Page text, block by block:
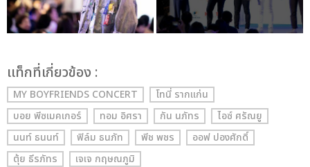
เเท็กที่เกี่ยวข้อง :
MY BOYFRIENDS CONCERT
โทนี่ รากแก่น
บอย พีซเมคเกอร์
ทอม อิศรา กัน นภัทร
ไอซ์ ศรัณยู
นนท์ ธนนท์
ฟิล์ม ธนภัท พีช พชร
ออฟ ปองศักดิ์
ตุ้ย ธีรภัทร
เจเจ กฤษณภูมิ